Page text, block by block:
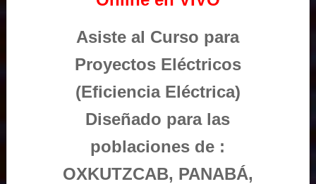
Asiste al Curso para
Proyectos Eléctricos
(Eficiencia Eléctrica)
Diseñado para las
poblaciones de :
OXKUTZCAB, PANABÁ,